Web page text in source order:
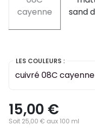
selected
LES COULEURS :
cuivré 08C cayenne
15,00 €
Soit 25,00 € aux 100 ml